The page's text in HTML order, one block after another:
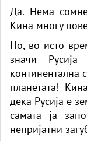
Да. Нема
Кина многу
Но, во исто
значи
континентална
планетата!
дека Русија е
самата ја
непријатни